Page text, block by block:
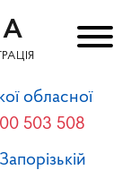
обласної
503 508